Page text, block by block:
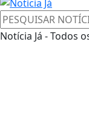
Notícia Já - Todos